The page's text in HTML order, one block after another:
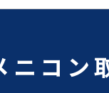
ニコン